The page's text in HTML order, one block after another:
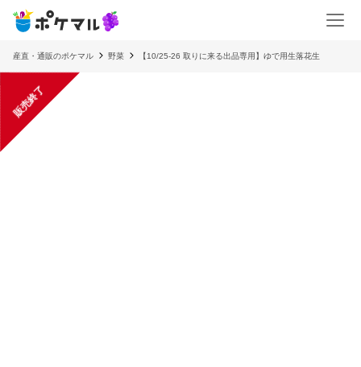
産直・通販のポケマル 野菜 【10/25-26 取りに来る出品専用】ゆで用生落花生
販売終了